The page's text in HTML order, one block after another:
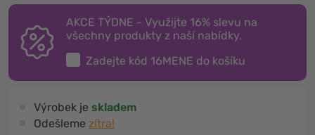
AKCE TÝDNE - Využijte 16% slevu na
všechny produkty z naší nabídky.
Zadejte kód 16MENE do košíku
Výrobek je skladem
Odešleme zítra!